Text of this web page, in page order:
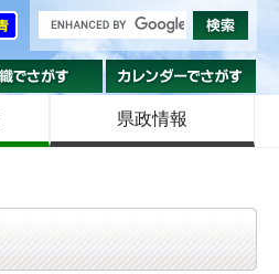
組織でさがす
県政情報